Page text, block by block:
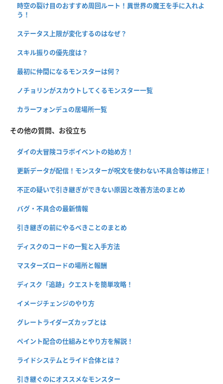
時空の裂け目のおすすめ周回ルート！異世界の魔王を手に入れよ
う！
ステータス上限が変化するのはなぜ？
スキル振りの優先度は？
最初に仲間になるモンスターは何？
ノチョリンがスカウトしてくるモンスター一覧
カラーフォンデュの居場所一覧
その他の質問、お役立ち
ダイの大冒険コラボイベントの始め方！
更新データが配信！モンスターが呪文を使わない不具合等は修正！
不正の疑いで引き継ぎができない原因と改善方法のまとめ
バグ・不具合の最新情報
引き継ぎの前にやるべきことのまとめ
ディスクのコードの一覧と入手方法
マスターズロードの場所と報酬
ディスク「追跡」クエストを簡単攻略！
イメージチェンジのやり方
グレートライダーズカップとは
ペイント配合の仕組みとやり方を解説！
ライドシステムとライド合体とは？
引き継ぐのにオススメなモンスター